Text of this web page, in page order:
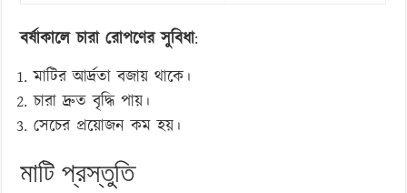
বর্ষাকালে চারা রোপণের সুবিধা:
মাটির আর্দ্রতা বজায় থাকে।
চারা দ্রুত বৃদ্ধি পায়।
সেচের প্রয়োজন কম হয়।
মাটি প্রস্তুতি